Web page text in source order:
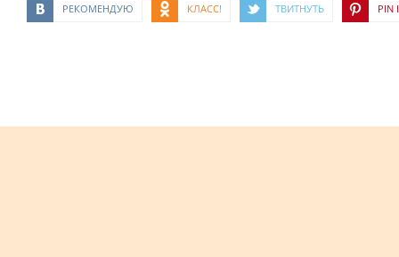
РЕКОМЕНДУЮ КЛАСС! ТВИТНУТЬ PIN